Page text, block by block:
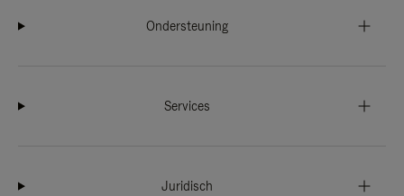
Ondersteuning
Services
Juridisch